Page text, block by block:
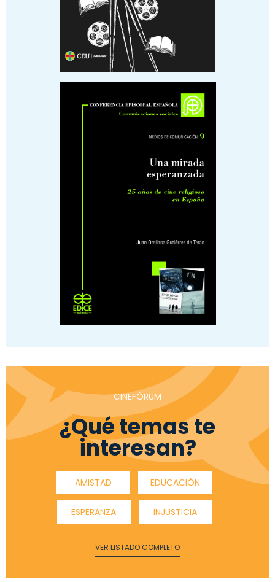
CINEFÓRUM
¿Qué temas te
interesan?
AMISTAD EDUCACIÓN
ESPERANZA INJUSTICIA
VER LISTADO COMPLETO